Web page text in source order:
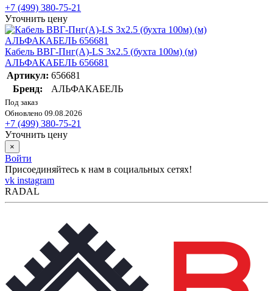
+7 (499) 380-75-21
Уточнить цену
Кабель ВВГ-Пнг(А)-LS 3х2.5 (бухта 100м) (м)
АЛЬФАКАБЕЛЬ 656681
Артикул: 656681
Бренд:
АЛЬФАКАБЕЛЬ
Под заказ
Обновлено 09.08.2026
+7 (499) 380-75-21
Уточнить цену
×
Войти
Присоединяйтесь к нам в социальных сетях!
vk instagram
RADAL